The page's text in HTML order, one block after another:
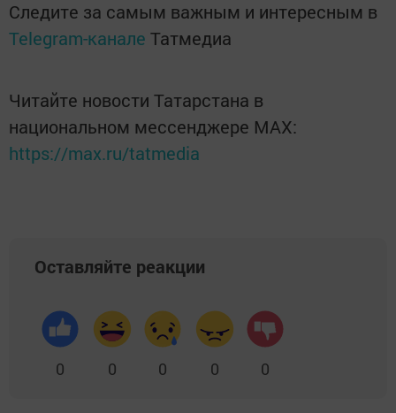
Следите за самым важным и интересным в
Telegram-канале Татмедиа
Читайте новости Татарстана в
национальном мессенджере MАХ:
https://max.ru/tatmedia
Оставляйте реакции
0 0 0 0 0